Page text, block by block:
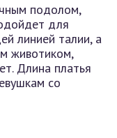
подолом,
для
линией талии, а
животиком,
Длина платья
со